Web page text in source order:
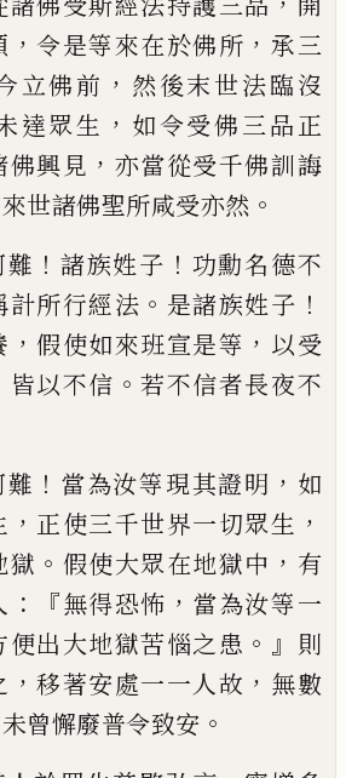
，令是等來在於佛所 ， 承三
立佛前 ， 然後末世法臨沒
達眾生 ， 如令受佛三品正
佛興見 ， 亦當從受千佛訓誨
世諸佛聖所咸受亦然 。
難 ！諸族姓子 ！ 功勳名德不
計所行經法 。 是諸族姓子 ！
， 假使如來班宣是等 ， 以受
皆以不信 。若不信者長夜不
難 ！ 當為汝等現其證明 ， 如
， 正使三千世界一切眾生 ，
獄 。 假使大眾在地獄中 ， 有
：『無得恐怖 ， 當為汝等一
便出大地獄苦惱之患 。』 則
，移著安處一一人故 ， 無數
未曾懈廢普令致安 。